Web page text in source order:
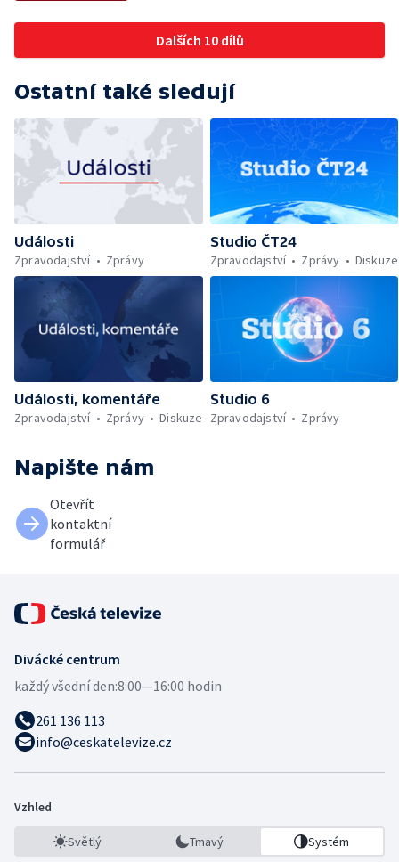
Dalších 10 dílů
Ostatní také sledují
Události
Zpravodajství
Zprávy
Studio ČT24
Zpravodajství
Zprávy Diskuze
Události, komentáře
Zpravodajství
Zprávy Diskuze
Studio 6
Zpravodajství
Zprávy
Napište nám
Otevřít
kontaktní
formulář
Divácké centrum
každý všední den:8:00—16:00 hodin
261 136 113
info@ceskatelevize.cz
Vzhled
Světlý Tmavý Systém